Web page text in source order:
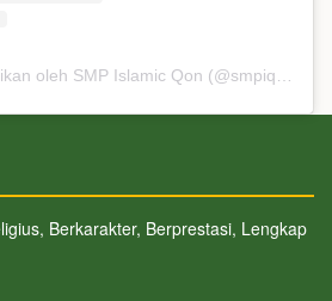
Berkarakter, Berprestasi, Lengkap